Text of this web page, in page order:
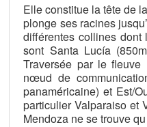
Elle constitue la tête de
plonge ses racines
différentes collines
sont Santa Lucía
Traversée par le
nœud de
panaméricaine) et Est/
particulier Valparaiso et
Mendoza ne se trouve